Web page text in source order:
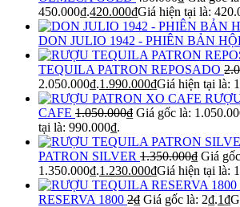
450.000₫.420.000₫Giá hiện tại là:
DON JULIO 1942 - PHIÊN BẢN
TEQUILA PATRON REPOSADO
2.050.000₫.1.990.000₫Giá hiện tại là:
CAFE 1.050.000₫ Giá gốc là:
tại là: 990.000₫.
PATRON SILVER 1.350.000₫ Giá
1.350.000₫.1.230.000₫Giá hiện tại là:
RESERVA 1800 2₫ Giá gốc là: 2₫.1₫